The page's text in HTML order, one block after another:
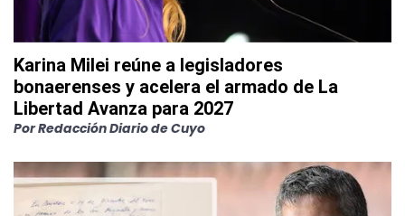
Karina Milei reúne a legisladores
bonaerenses y acelera el armado de La
Libertad Avanza para 2027
PorRedacción Diario de Cuyo